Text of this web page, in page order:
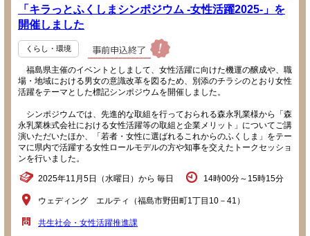
「キラっとふくしまシンポジウム -女性活躍2025-」を
開催しました
くらし・環境
福島県主催のイベントとしまして、女性活躍に向けた機運の醸成や、職
場・地域における男女の意識改革を図るため、別添のチラシのとおり女性
活躍をテーマとした標記シンポジウムを開催しました。
シンポジウムでは、先進的な取組を行っておられる森永乳業様から「森
永乳業株式会社における女性活躍等の取組と企業メリット」についてご講
演いただいたほか、「若者・女性に選ばれるこれからのふくしま」をテー
マに県内で活躍する女性ロールモデルの方や知事を交えたトークセッショ
ンを行いました。
2025年11月5日（水曜日）から 毎日 14時00分～15時15分
ウェディング エルティ（福島市野田町1丁目10－41）
共生社会・女性活躍推進課